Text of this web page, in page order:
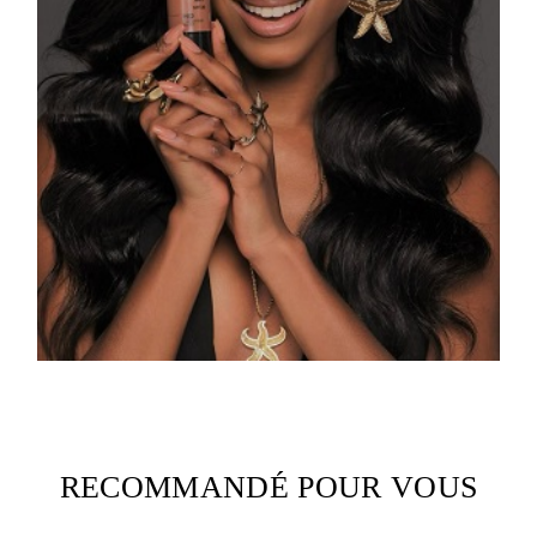
RECOMMANDÉ POUR VOUS